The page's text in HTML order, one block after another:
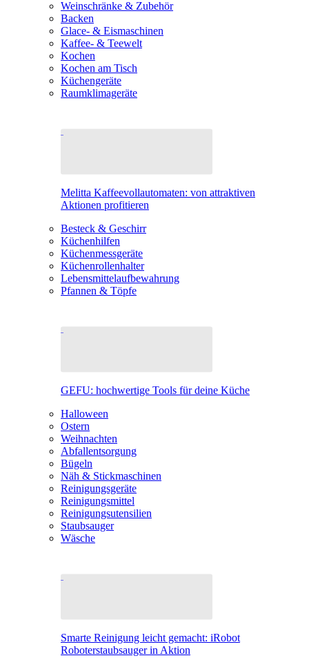
Weinschränke & Zubehör
Backen
Glace- & Eismaschinen
Kaffee- & Teewelt
Kochen
Kochen am Tisch
Küchengeräte
Raumklimageräte
Melitta Kaffeevollautomaten: von attraktiven
Aktionen profitieren
Besteck & Geschirr
Küchenhilfen
Küchenmessgeräte
Küchenrollenhalter
Lebensmittelaufbewahrung
Pfannen & Töpfe
GEFU: hochwertige Tools für deine Küche
Halloween
Ostern
Weihnachten
Abfallentsorgung
Bügeln
Näh & Stickmaschinen
Reinigungsgeräte
Reinigungsmittel
Reinigungsutensilien
Staubsauger
Wäsche
Smarte Reinigung leicht gemacht: iRobot
Roboterstaubsauger in Aktion